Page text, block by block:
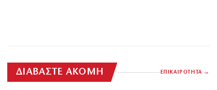
ΔΙΑΒΑΣΤΕ ΑΚΟΜΗ ΕΠΙΚΑΙΡΟΤΗΤΑ